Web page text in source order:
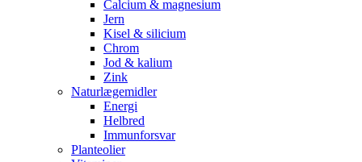
Calcium & magnesium
Jern
Kisel & silicium
Chrom
Jod & kalium
Zink
Naturlægemidler
Energi
Helbred
Immunforsvar
Planteolier